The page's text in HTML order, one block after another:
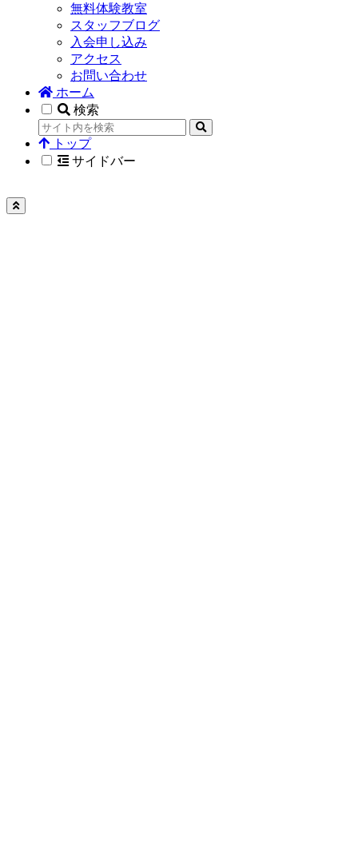
無料体験教室
スタッフブログ
入会申し込み
アクセス
お問い合わせ
ホーム
検索
トップ
サイドバー